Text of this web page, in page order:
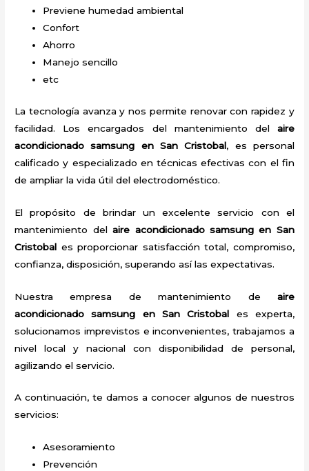
Previene humedad ambiental
Confort
Ahorro
Manejo sencillo
etc
La tecnología avanza y nos permite renovar con rapidez y
facilidad. Los encargados del mantenimiento del aire
acondicionado samsung en San Cristobal, es personal
calificado y especializado en técnicas efectivas con el fin
de ampliar la vida útil del electrodoméstico.
El propósito de brindar un excelente servicio con el
mantenimiento delaire acondicionado samsung en San
Cristobal es proporcionar satisfacción total, compromiso,
confianza, disposición, superando así las expectativas.
Nuestra empresa de mantenimiento de aire
acondicionado samsung en San Cristobal es experta,
solucionamos imprevistos e inconvenientes, trabajamos a
nivel local y nacional con disponibilidad de personal,
agilizando el servicio.
A continuación, te damos a conocer algunos de nuestros
servicios:
Asesoramiento
Prevención